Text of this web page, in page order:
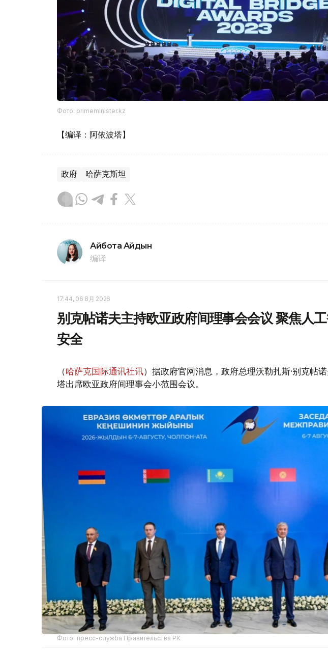
Фото: primeminister.kz
【编译：阿依波塔】
政府 哈萨克斯坦
Айбота Айдын
编译
17:44, 06 8月 2026
别克帖诺夫主持欧亚政府间理事会会议 聚焦人
安全
（哈萨克国际通讯社讯）据政府官网消息，政府总理沃勒扎斯·别克帖
塔出席欧亚政府间理事会小范围会议。
Фото: пресс-служба Правительства РК